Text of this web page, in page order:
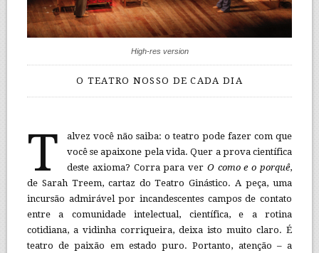
High-res version
O TEATRO NOSSO DE CADA DIA
T
alvez você não saiba: o teatro pode fazer com que
você se apaixone pela vida. Quer a prova científica
deste axioma? Corra para ver O como e o porquê,
de Sarah Treem, cartaz do Teatro Ginástico. A peça, uma
incursão admirável por incandescentes campos de contato
entre a comunidade intelectual, científica, e a rotina
cotidiana, a vidinha corriqueira, deixa isto muito claro. É
teatro de paixão em estado puro. Portanto, atenção – a